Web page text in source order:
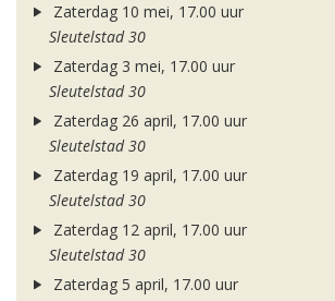
Zaterdag 10 mei, 17.00 uur
Sleutelstad 30
Zaterdag 3 mei, 17.00 uur
Sleutelstad 30
Zaterdag 26 april, 17.00 uur
Sleutelstad 30
Zaterdag 19 april, 17.00 uur
Sleutelstad 30
Zaterdag 12 april, 17.00 uur
Sleutelstad 30
Zaterdag 5 april, 17.00 uur